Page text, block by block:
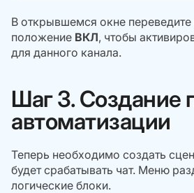
В открывшемся окне переведите
положение ВКЛ, чтобы
для данного канала.
Шаг 3. Создание
автоматизации
Теперь необходимо создать
будет срабатывать чат. Меню
логические блоки.